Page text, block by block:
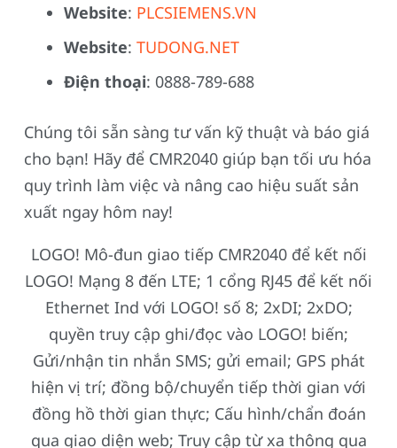
Website: PLCSIEMENS.VN
Website: TUDONG.NET
Điện thoại: 0888-789-688
Chúng tôi sẵn sàng tư vấn kỹ thuật và báo giá
cho bạn! Hãy để CMR2040 giúp bạn tối ưu hóa
quy trình làm việc và nâng cao hiệu suất sản
xuất ngay hôm nay!
LOGO! Mô-đun giao tiếp CMR2040 để kết nối
LOGO! Mạng 8 đến LTE; 1 cổng RJ45 để kết nối
Ethernet Ind với LOGO! số 8; 2xDI; 2xDO;
quyền truy cập ghi/đọc vào LOGO! biến;
Gửi/nhận tin nhắn SMS; gửi email; GPS phát
hiện vị trí; đồng bộ/chuyển tiếp thời gian với
đồng hồ thời gian thực; Cấu hình/chẩn đoán
qua giao diện web; Truy cập từ xa thông qua